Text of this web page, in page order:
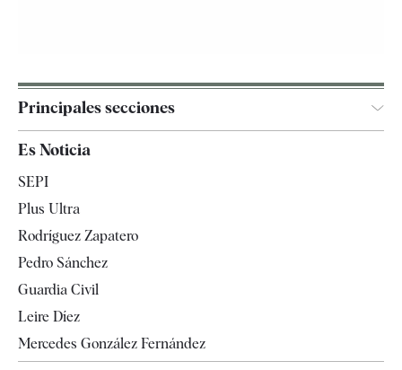
Principales secciones
España
Televisión
Es Noticia
SEPI
Plus Ultra
Rodríguez Zapatero
Pedro Sánchez
Guardia Civil
Leire Díez
Mercedes González Fernández